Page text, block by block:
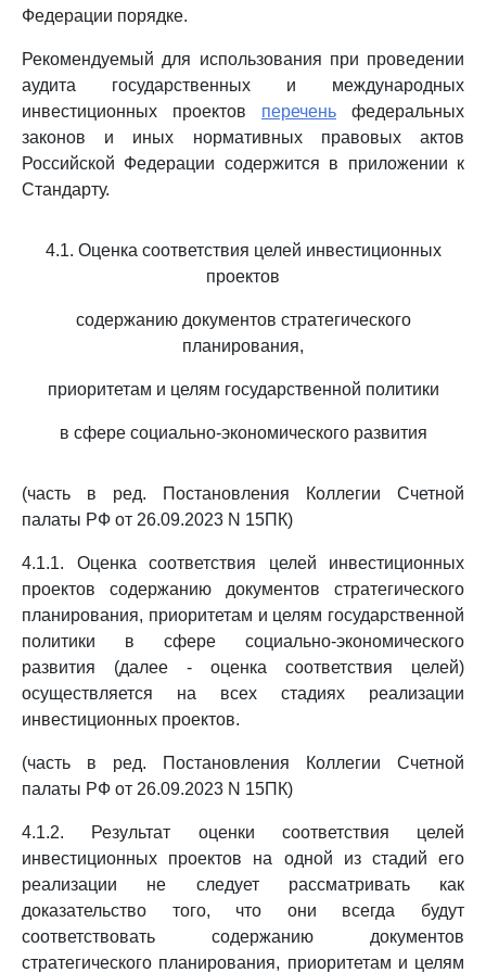
Федерации порядке.
Рекомендуемый для использования при проведении
аудита государственных и международных
инвестиционных проектов перечень федеральных
законов и иных нормативных правовых актов
Российской Федерации содержится в приложении к
Стандарту.
4.1. Оценка соответствия целей инвестиционных
проектов
содержанию документов стратегического
планирования,
приоритетам и целям государственной политики
в сфере социально-экономического развития
(часть в ред. Постановления Коллегии Счетной
палаты РФ от 26.09.2023 N 15ПК)
4.1.1. Оценка соответствия целей инвестиционных
проектов содержанию документов стратегического
планирования, приоритетам и целям государственной
политики в сфере социально-экономического
развития (далее - оценка соответствия целей)
осуществляется на всех стадиях реализации
инвестиционных проектов.
(часть в ред. Постановления Коллегии Счетной
палаты РФ от 26.09.2023 N 15ПК)
4.1.2. Результат оценки соответствия целей
инвестиционных проектов на одной из стадий его
реализации не следует рассматривать как
доказательство того, что они всегда будут
соответствовать содержанию документов
стратегического планирования, приоритетам и целям